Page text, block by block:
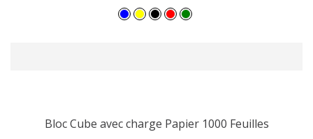
Bloc Cube avec charge Papier 1000 Feuilles